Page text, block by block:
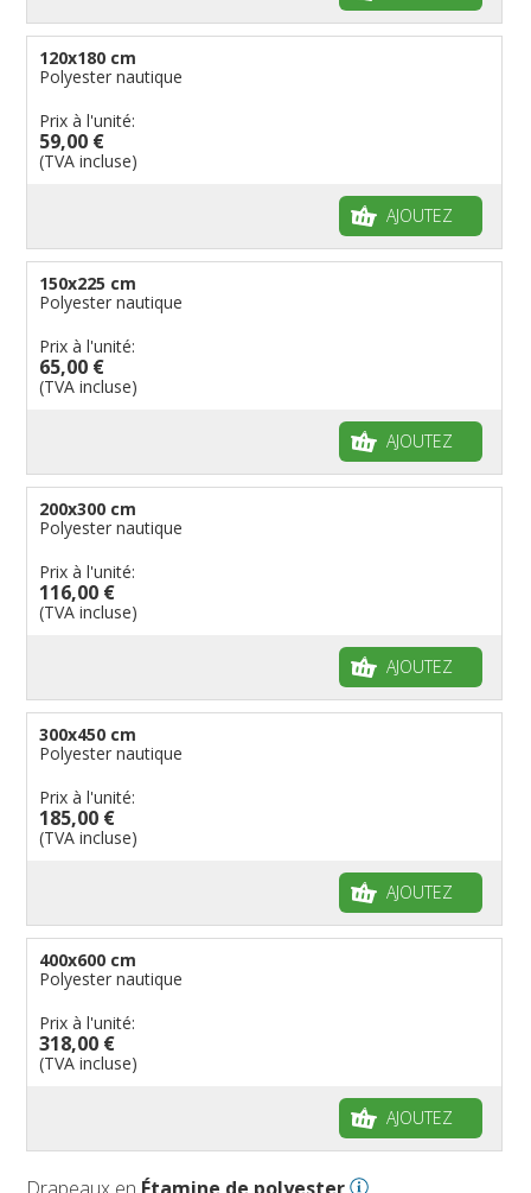
120x180 cm
Polyester nautique
Prix à l'unité:
59,00 €
(TVA incluse)
AJOUTEZ
150x225 cm
Polyester nautique
Prix à l'unité:
65,00 €
(TVA incluse)
AJOUTEZ
200x300 cm
Polyester nautique
Prix à l'unité:
116,00 €
(TVA incluse)
AJOUTEZ
300x450 cm
Polyester nautique
Prix à l'unité:
185,00 €
(TVA incluse)
AJOUTEZ
400x600 cm
Polyester nautique
Prix à l'unité:
318,00 €
(TVA incluse)
AJOUTEZ